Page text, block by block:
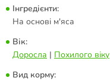
Інгредієнти:
На основі м'яса
Вік:
Доросла | Похилого віку
Вид корму: